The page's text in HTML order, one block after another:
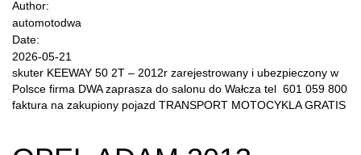
Author:
automotodwa
Date:
2026-05-21
skuter KEEWAY 50 2T – 2012r zarejestrowany i ubezpieczony w
Polsce firma DWA zaprasza do salonu do Wałcza tel 601 059 800
faktura na zakupiony pojazd TRANSPORT MOTOCYKLA GRATIS